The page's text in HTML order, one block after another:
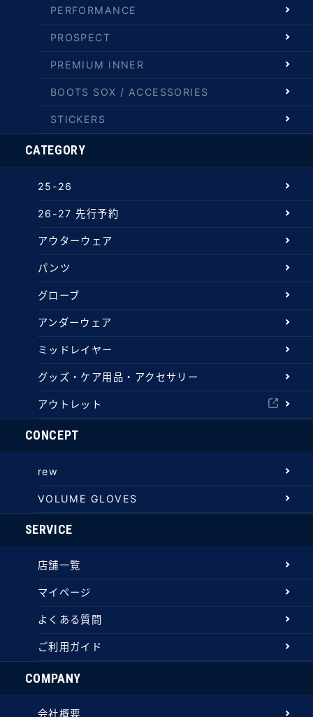
PERFORMANCE
PROSPECT
PREMIUM INNER
BOOTS SOX / ACCESSORIES
STICKERS
CATEGORY
25-26
26-27 先行予約
アウターウェア
パンツ
グローブ
アンダーウェア
ミッドレイヤー
グッズ・ケア用品・アクセサリー
アウトレット
CONCEPT
rew
VOLUME GLOVES
SERVICE
店舗一覧
マイページ
よくある質問
ご利用ガイド
COMPANY
会社概要